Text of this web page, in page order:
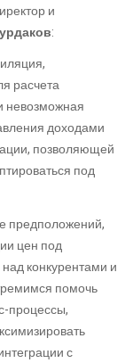
и
:
расчета
невозможная
доходами
позволяющей
под
предположений,
цен под
конкурентами и
помочь
процессы,
с